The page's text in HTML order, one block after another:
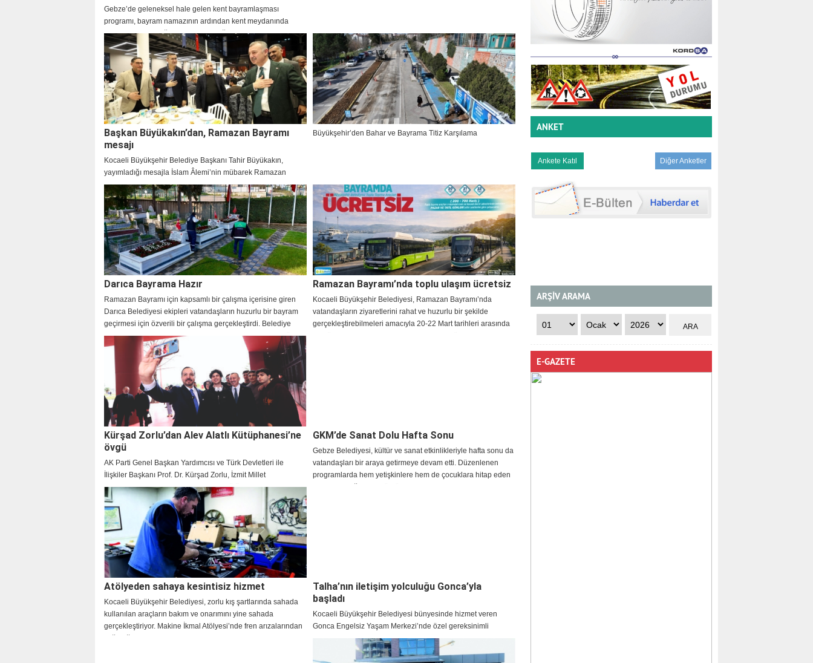
Gebze’de geleneksel hale gelen kent bayramlaşması
programı, bayram namazının ardından kent meydanında
gerçekleştirildi. Yoğun katılımın olduğu programda Gebzeliler
bayram sevincini birlikte yaşadı.
Başkan Büyükakın’dan, Ramazan Bayramı
mesajı
Kocaeli Büyükşehir Belediye Başkanı Tahir Büyükakın,
yayımladığı mesajla İslam Âlemi’nin mübarek Ramazan
Bayramı’nı tebrik etti.
Büyükşehir’den Bahar ve Bayrama Titiz Karşılama
Darıca Bayrama Hazır
Ramazan Bayramı için kapsamlı bir çalışma içerisine giren
Darıca Belediyesi ekipleri vatandaşların huzurlu bir bayram
geçirmesi için özverili bir çalışma gerçekleştirdi. Belediye
Başkanı Muzaffer Bıyık da bayram mesajı yayınlayarak tüm
vatandaşların bayramını kutladı.
Ramazan Bayramı’nda toplu ulaşım ücretsiz
Kocaeli Büyükşehir Belediyesi, Ramazan Bayramı’nda
vatandaşların ziyaretlerini rahat ve huzurlu bir şekilde
gerçekleştirebilmeleri amacıyla 20-22 Mart tarihleri arasında
Kürşad Zorlu’dan Alev Alatlı Kütüphanesi’ne
övgü
AK Parti Genel Başkan Yardımcısı ve Türk Devletleri ile
İlişkiler Başkanı Prof. Dr. Kürşad Zorlu, İzmit Millet
Bahçesi’nde hizmet veren Alev Alatlı Kütüphanesi ve Sanat
Galerisi’ni ziyaret etti. Başkan Tahir Büyükakın’ı tebrik ederek
kütüphanenin şehirdeki kültür ve eğitim yaşamına kattığı
değeri öven Zorlu, ”Bu mekân, Kocaeli’nin kültür ve eğitim
alanında ne kadar ileriye gittiğinin somut göstergesi olmuştur”
dedi.
GKM’de Sanat Dolu Hafta Sonu
Gebze Belediyesi, kültür ve sanat etkinlikleriyle hafta sonu da
vatandaşları bir araya getirmeye devam etti. Düzenlenen
programlarda hem yetişkinlere hem de çocuklara hitap eden
Atölyeden sahaya kesintisiz hizmet
Kocaeli Büyükşehir Belediyesi, zorlu kış şartlarında sahada
kullanılan araçların bakım ve onarımını yine sahada
gerçekleştiriyor. Makine İkmal Atölyesi’nde fren arızalarından
Talha’nın iletişim yolculuğu Gonca’yla
başladı
Kocaeli Büyükşehir Belediyesi bünyesinde hizmet veren
Gonca Engelsiz Yaşam Merkezi’nde özel gereksinimli
çocuklara bilimsel temelli dil ve konuşma terapisi ile destek
olunuyor. Bu kapsamda dil ve konuşma terapisinden
ANKET
Diğer Anketler
ARŞİV ARAMA
E-GAZETE